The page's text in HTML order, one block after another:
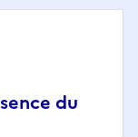
du